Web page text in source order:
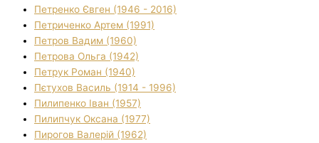
Петренко Євген (1946 - 2016)
Петриченко Артем (1991)
Петров Вадим (1960)
Петрова Ольга (1942)
Петрук Роман (1940)
Пєтухов Василь (1914 - 1996)
Пилипенко Іван (1957)
Пилипчук Оксана (1977)
Пирогов Валерій (1962)